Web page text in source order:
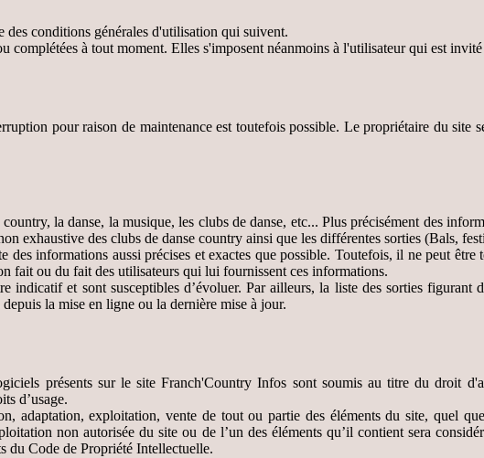
conditions générales d'utilisation qui suivent.
complétées à tout moment. Elles s'imposent néanmoins à l'utilisateur qui est
pour raison de maintenance est toutefois possible. Le propriétaire du site
la danse, la musique, les clubs de danse, etc... Plus précisément des
exhaustive des clubs de danse country ainsi que les différentes sorties (Bals,
informations aussi précises et exactes que possible. Toutefois, il ne peut être
fait ou du fait des utilisateurs qui lui fournissent ces informations.
indicatif et sont susceptibles d’évoluer. Par ailleurs, la liste des sorties figurant
la mise en ligne ou la dernière mise à jour.
présents sur le site Franch'Country Infos sont soumis au titre du droit
d’usage.
adaptation, exploitation, vente de tout ou partie des éléments du site, quel
non autorisée du site ou de l’un des éléments qu’il contient sera
du Code de Propriété Intellectuelle.